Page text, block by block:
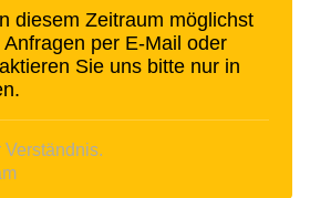
diesem Zeitraum möglichst
per E-Mail oder
Sie uns bitte nur in